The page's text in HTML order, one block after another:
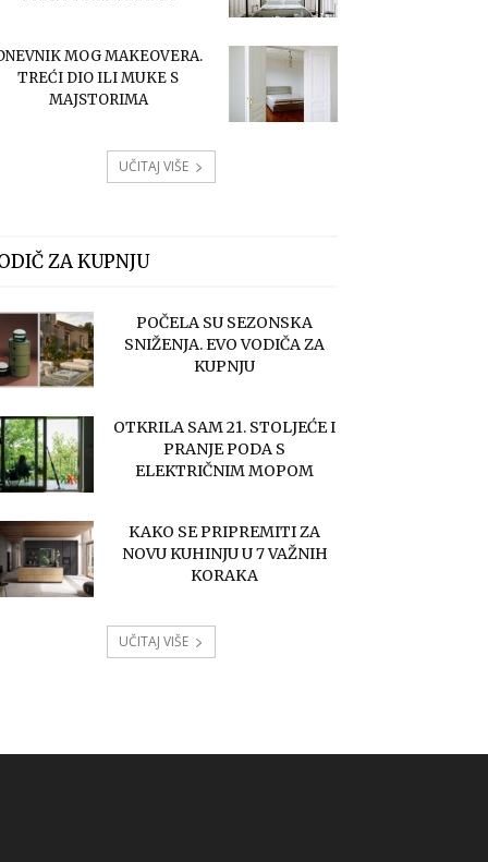
MOG MAKEOVERA.
TREĆI DIO ILI MUKE S
MAJSTORIMA
UČITAJ VIŠE
ZA KUPNJU
POČELA SU SEZONSKA
SNIŽENJA. EVO VODIČA ZA
KUPNJU
OTKRILA SAM 21. STOLJEĆE I
PRANJE PODA S
ELEKTRIČNIM MOPOM
KAKO SE PRIPREMITI ZA
NOVU KUHINJU U 7 VAŽNIH
KORAKA
UČITAJ VIŠE